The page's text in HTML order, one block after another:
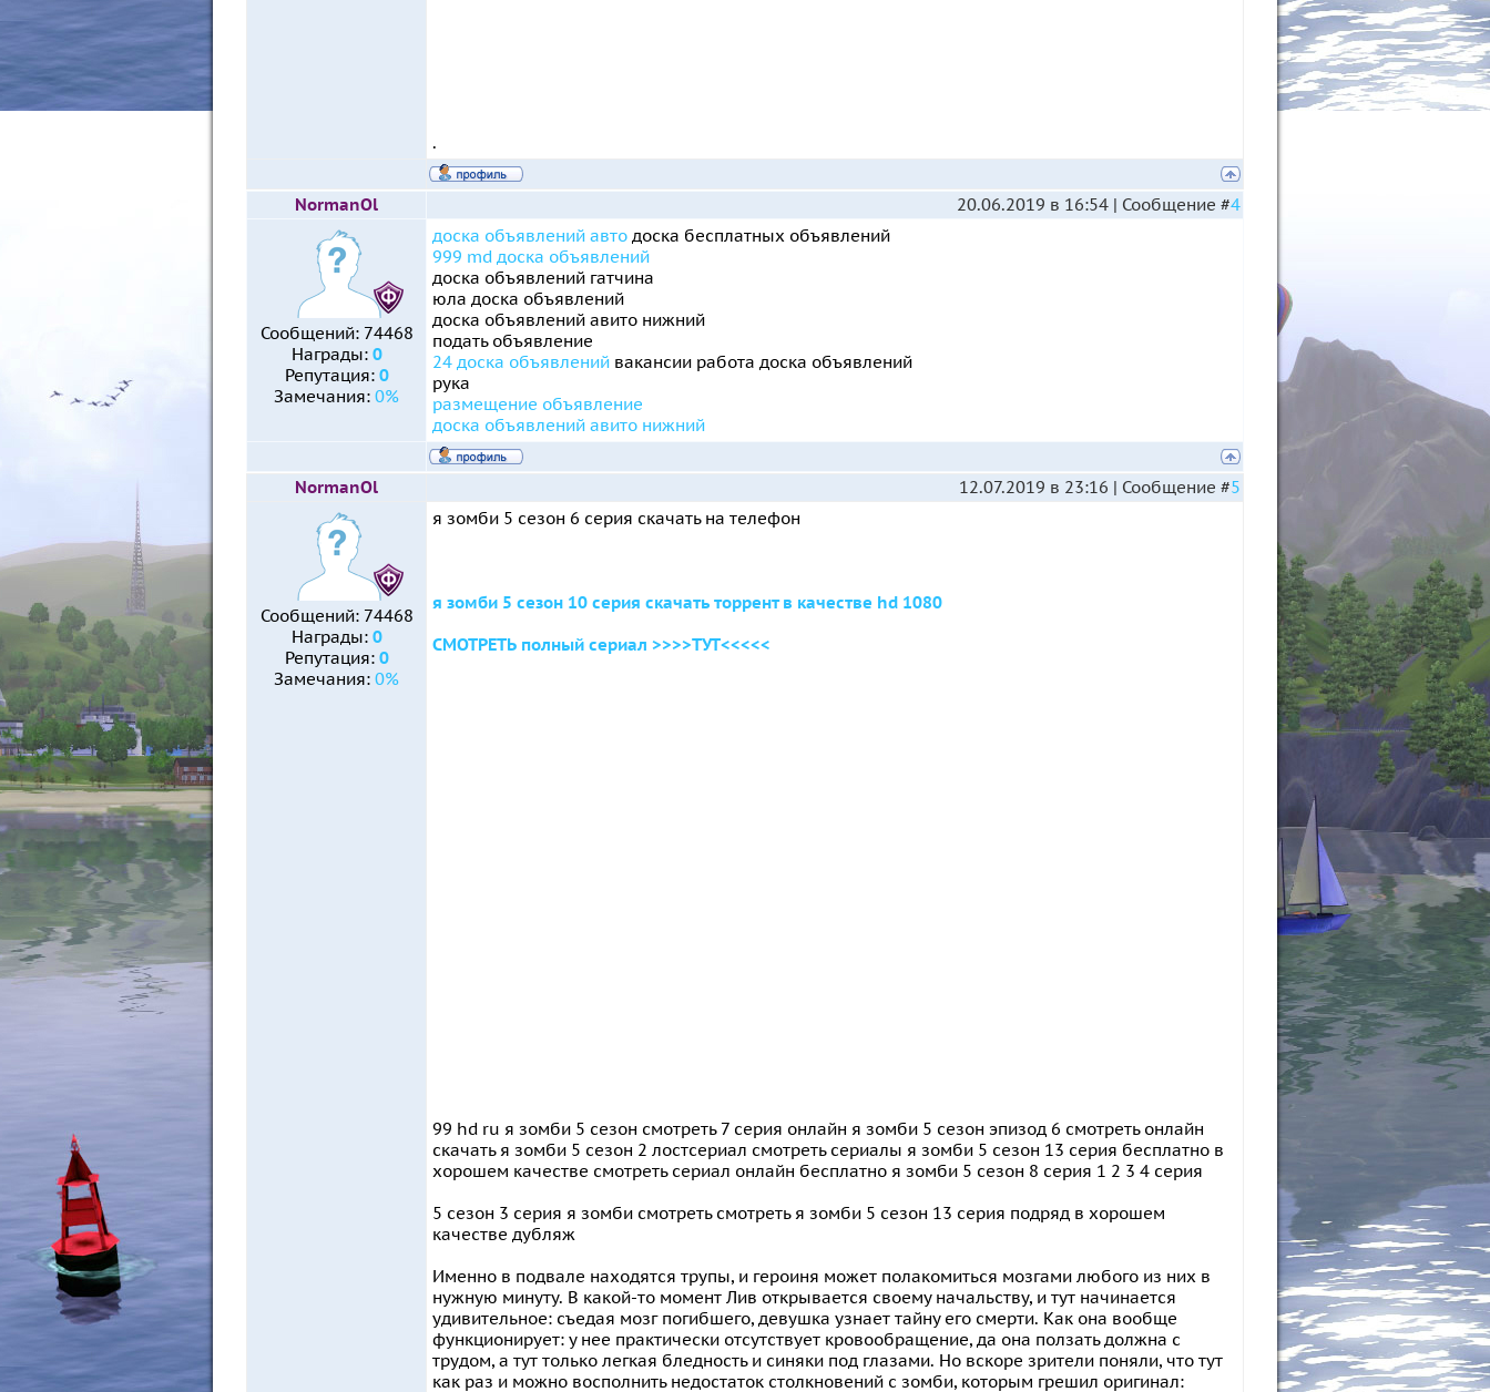
.
NormanOl 20.06.2019 в 16:54 | Сообщение #4
Сообщений: 74468
Награды: 0
Репутация: 0
Замечания: 0%
доска объявлений авто доска бесплатных объявлений
999 md доска объявлений
доска объявлений гатчина
юла доска объявлений
доска объявлений авито нижний
подать объявление
24 доска объявлений вакансии работа доска объявлений
рука
размещение объявление
доска объявлений авито нижний
NormanOl 12.07.2019 в 23:16 | Сообщение #5
Сообщений: 74468
Награды: 0
Репутация: 0
Замечания: 0%
я зомби 5 сезон 6 серия скачать на телефон
я зомби 5 сезон 10 серия скачать торрент в качестве hd 1080
СМОТРЕТЬ полный сериал >>>>ТУТ<<<<<
99 hd ru я зомби 5 сезон смотреть 7 серия онлайн я зомби 5 сезон эпизод 6 смотреть онлайн
скачать я зомби 5 сезон 2 лостсериал смотреть сериалы я зомби 5 сезон 13 серия бесплатно в
хорошем качестве смотреть сериал онлайн бесплатно я зомби 5 сезон 8 серия 1 2 3 4 серия
5 сезон 3 серия я зомби смотреть смотреть я зомби 5 сезон 13 серия подряд в хорошем
качестве дубляж
Именно в подвале находятся трупы, и героиня может полакомиться мозгами любого из них в
нужную минуту. В какой-то момент Лив открывается своему начальству, и тут начинается
удивительное: съедая мозг погибшего, девушка узнает тайну его смерти. Как она вообще
функционирует: у нее практически отсутствует кровообращение, да она ползать должна с
трудом, а тут только легкая бледность и синяки под глазами. Но вскоре зрители поняли, что тут
как раз и можно восполнить недостаток столкновений с зомби, которым грешил оригинал: